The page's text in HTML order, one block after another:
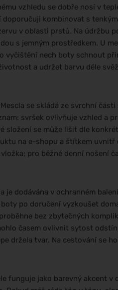
vzhledu se dobře nosí v
doporučuji kombinovat s
v oblasti prstů. Na údržbu
s jemným prostředkem. U
vyčištění nech boty schnout
a udržet barvu déle
se skládá ze svrchní
svršek ovlivňuje vzhled a
složení se může lišit dle
na e-shopu a štítkem
pro běžné denní nošení
je dodávána v ochranném
po doručení vyzkoušet
bez zbytečných
časem ovlivnit sytost
držela tvar. Na cestování se
funguje jako barevný akcent